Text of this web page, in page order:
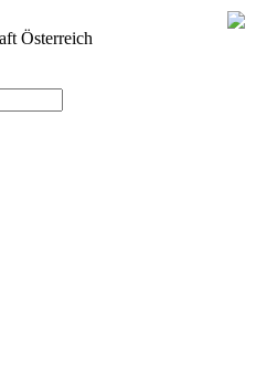
Österreich